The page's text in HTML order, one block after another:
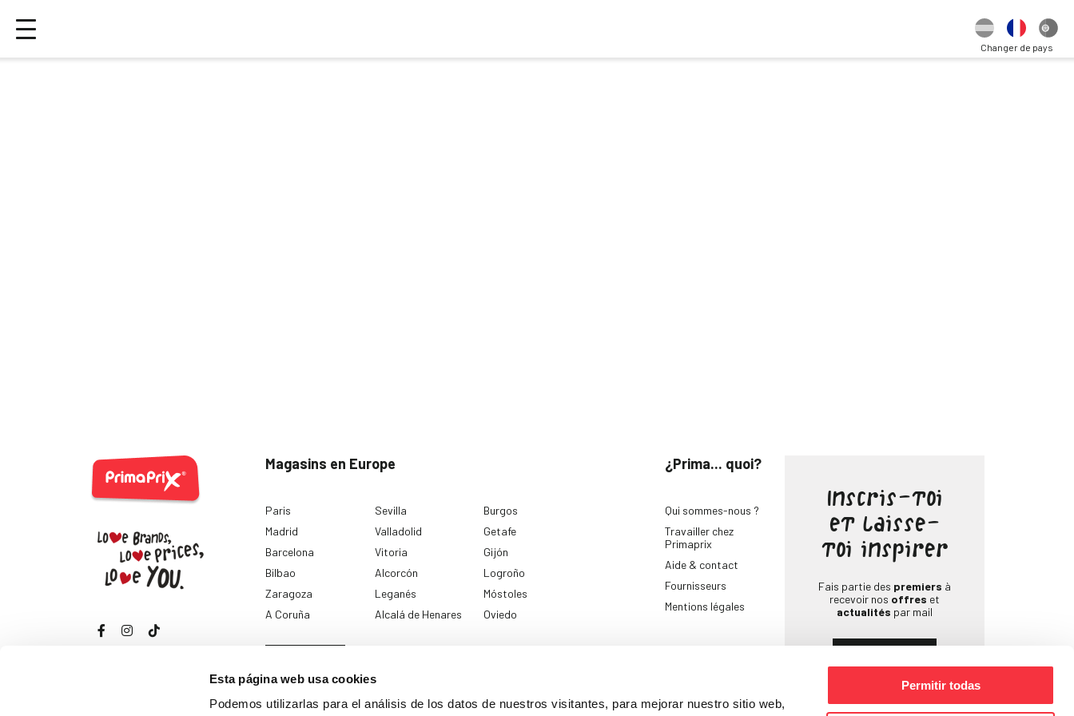
Esta página web usa cookies
Podemos utilizarlas para el análisis de los datos de nuestros visitantes, para mejorar nuestro sitio web,
Permitir todas
Changer de pays
Magasins en Europe
Paris
Madrid
Barcelona
Bilbao
Zaragoza
A Coruña
Sevilla
Valladolid
Vitoria
Alcorcón
Leganés
Alcalá de Henares
Burgos
Getafe
Gijón
Logroño
Móstoles
Oviedo
¿Prima... quoi?
Qui sommes-nous ?
Travailler chez
Primaprix
Aide & contact
Fournisseurs
Mentions légales
Inscris-toi
et laisse-
toi inspirer
Fais partie des premiers à
recevoir nos offres et
actualités par mail